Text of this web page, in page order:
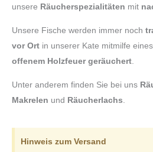
unsere Räucherspezialitäten mit
Unsere Fische werden immer noch
vor Ort in unserer Kate mitmilfe eines
offenem Holzfeuer geräuchert
Unter anderem finden Sie bei uns
Makrelen und Räucherlachs
Hinweis zum Versand